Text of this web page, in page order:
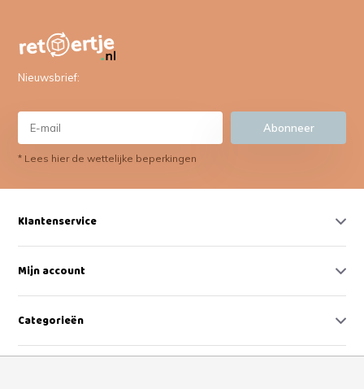
Nieuwsbrief:
Abonneer
* Lees hier de wettelijke beperkingen
Klantenservice
Mijn account
Categorieën